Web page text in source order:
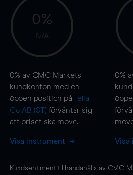
0%
N/A
0% av CMC Markets
kundkonton med en
öppen position på Telia
Co AB (ST) förväntar sig
att priset ska move.
Visa instrument
0%
Visa
Kundsentiment tillhandahålls av CMC